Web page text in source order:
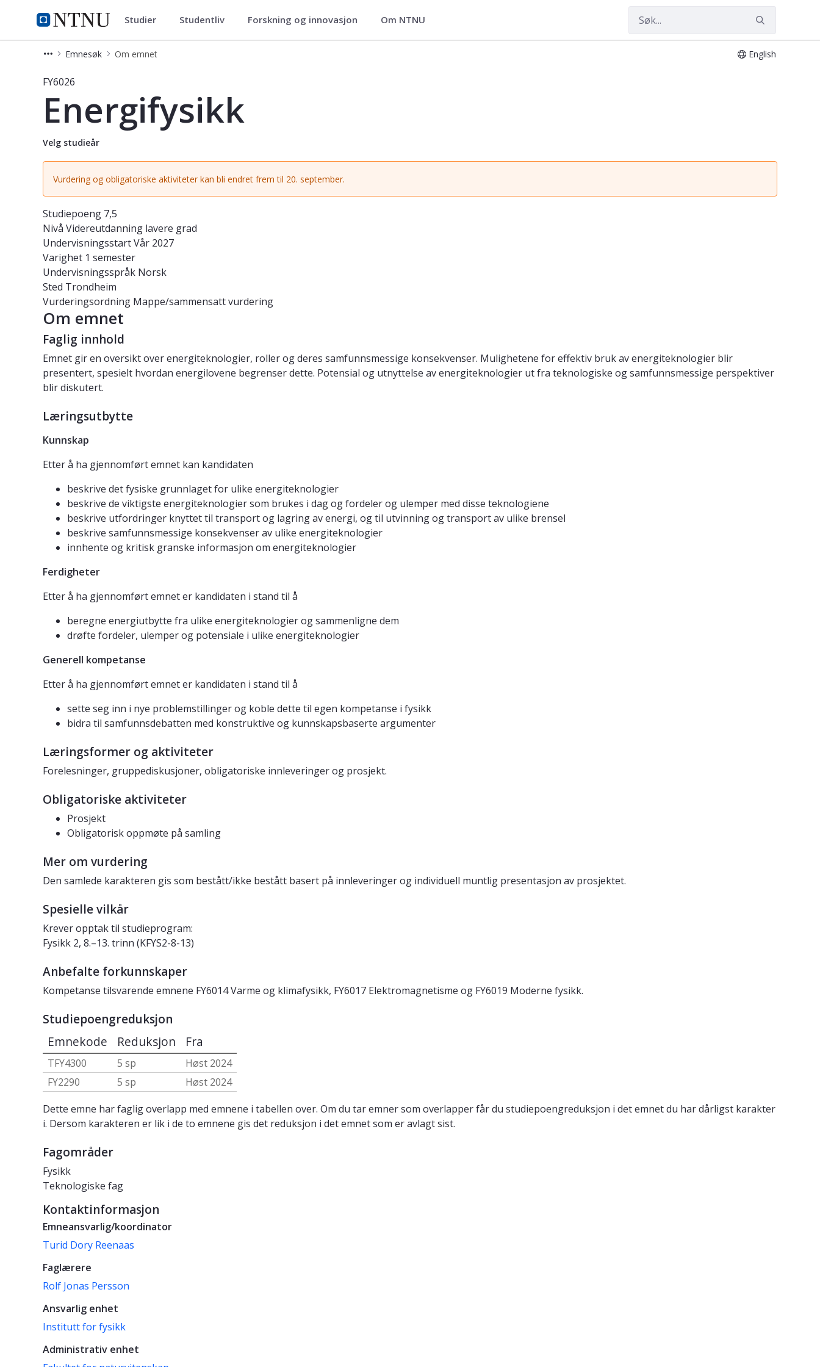
NTNU Hjemmeside
Studier Studier Studentliv Forskning og innovasjon Om NTNU
Emnesøk Om emnet English
Emne - Energifysikk - FY6026
FY6026
Energifysikk
Velg studieår
Vurdering og obligatoriske aktiviteter kan bli endret frem til 20. september.
Studiepoeng 7,5
Nivå Videreutdanning lavere grad
UndervisningsstartVår 2027
Varighet 1 semester
Undervisningsspråk Norsk
Sted Trondheim
Vurderingsordning Mappe/sammensatt vurdering
Om emnet
Faglig innhold
Emnet gir en oversikt over energiteknologier, roller og deres samfunnsmessige konsekvenser. Mulighetene for effektiv bruk av energiteknologier blir
presentert, spesielt hvordan energilovene begrenser dette. Potensial og utnyttelse av energiteknologier ut fra teknologiske og samfunnsmessige perspektiver
blir diskutert.
Læringsutbytte
Kunnskap
Etter å ha gjennomført emnet kan kandidaten
beskrive det fysiske grunnlaget for ulike energiteknologier
beskrive de viktigste energiteknologier som brukes i dag og fordeler og ulemper med disse teknologiene
beskrive utfordringer knyttet til transport og lagring av energi, og til utvinning og transport av ulike brensel
beskrive samfunnsmessige konsekvenser av ulike energiteknologier
innhente og kritisk granske informasjon om energiteknologier
Ferdigheter
Etter å ha gjennomført emnet er kandidaten i stand til å
beregne energiutbytte fra ulike energiteknologier og sammenligne dem
drøfte fordeler, ulemper og potensiale i ulike energiteknologier
Generell kompetanse
Etter å ha gjennomført emnet er kandidaten i stand til å
sette seg inn i nye problemstillinger og koble dette til egen kompetanse i fysikk
bidra til samfunnsdebatten med konstruktive og kunnskapsbaserte argumenter
Læringsformer og aktiviteter
Forelesninger, gruppediskusjoner, obligatoriske innleveringer og prosjekt.
Obligatoriske aktiviteter
Prosjekt
Obligatorisk oppmøte på samling
Mer om vurdering
Den samlede karakteren gis som bestått/ikke bestått basert på innleveringer og individuell muntlig presentasjon av prosjektet.
Spesielle vilkår
Krever opptak til studieprogram:
Fysikk 2, 8.–13. trinn (KFYS2-8-13)
Anbefalte forkunnskaper
Kompetanse tilsvarende emnene FY6014 Varme og klimafysikk, FY6017 Elektromagnetisme og FY6019 Moderne fysikk.
Studiepoengreduksjon
Emnekode Reduksjon Fra
TFY4300 5 sp
Høst 2024
FY2290
5 sp
Høst 2024
Dette emne har faglig overlapp med emnene i tabellen over. Om du tar emner som overlapper får du studiepoengreduksjon i det emnet du har dårligst karakter
i. Dersom karakteren er lik i de to emnene gis det reduksjon i det emnet som er avlagt sist.
Fagområder
Fysikk
Teknologiske fag
Kontaktinformasjon
Emneansvarlig/koordinator
Turid Dory Reenaas
Faglærere
Rolf Jonas Persson
Ansvarlig enhet
Institutt for fysikk
Administrativ enhet